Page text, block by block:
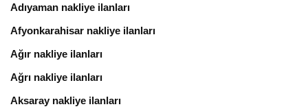
Adıyaman nakliye ilanları
Afyonkarahisar nakliye ilanları
Ağır nakliye ilanları
Ağrı nakliye ilanları
Aksaray nakliye ilanları